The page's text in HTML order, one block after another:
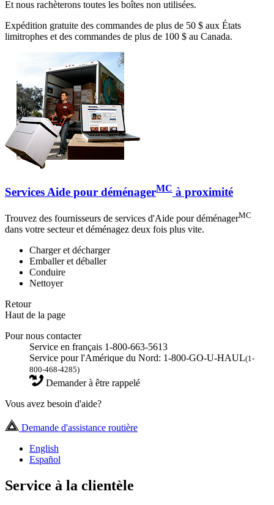
Et nous rachèterons toutes les boîtes non utilisées.
Expédition gratuite des commandes de plus de 50 $ aux États
limitrophes et des commandes de plus de 100 $ au Canada.
Services Aide pour déménagerMC à proximité
Trouvez des fournisseurs de services d'Aide pour déménagerMC
dans votre secteur et déménagez deux fois plus vite.
Charger et décharger
Emballer et déballer
Conduire
Nettoyer
Retour
Haut de la page
Pour nous contacter
Service en français 1-800-663-5613
Service pour l'Amérique du Nord: 1-800-GO-U-HAUL(1-
800-468-4285)
Demander à être rappelé
Vous avez besoin d'aide?
Demande d'assistance routière
English
Español
Service à la clientèle